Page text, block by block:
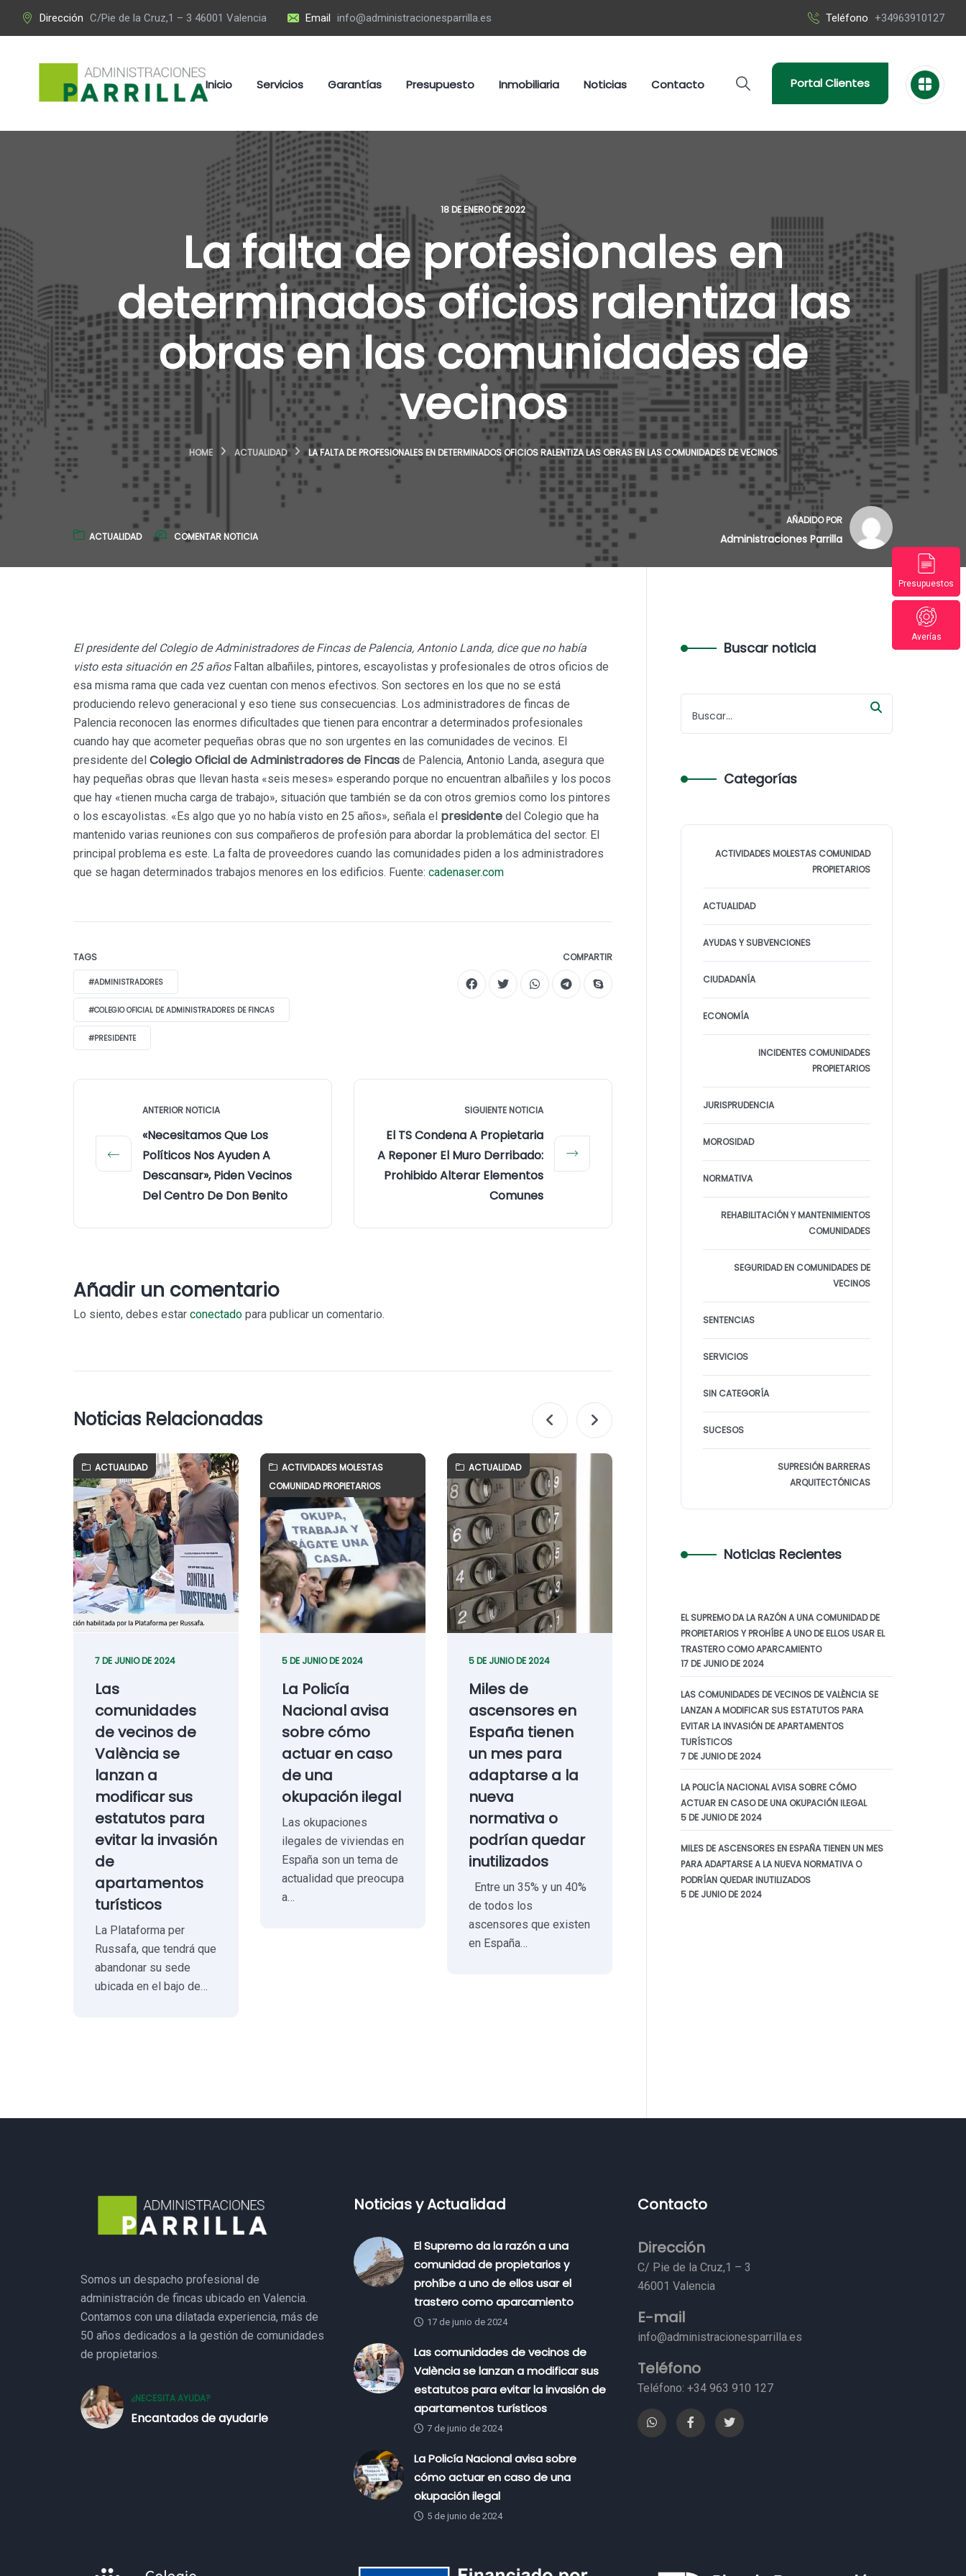
Presupuestos
Averías
Dirección C/Pie de la Cruz,1 – 3 46001 Valencia Email info@administracionesparrilla.es Teléfono +34963910127
Inicio Servicios Garantías Presupuesto Inmobiliaria Noticias Contacto Portal Clientes
18 DE ENERO DE 2022
La falta de profesionales en
determinados oficios ralentiza las
obras en las comunidades de
vecinos
HOME ACTUALIDAD LA FALTA DE PROFESIONALES EN DETERMINADOS OFICIOS RALENTIZA LAS OBRAS EN LAS COMUNIDADES DE VECINOS
ACTUALIDAD COMENTAR NOTICIA
AÑADIDO POR
Administraciones Parrilla
El presidente del Colegio de Administradores de Fincas de Palencia, Antonio Landa, dice que no había
visto esta situación en 25 añosFaltan albañiles, pintores, escayolistas y profesionales de otros oficios de
esa misma rama que cada vez cuentan con menos efectivos. Son sectores en los que no se está
produciendo relevo generacional y eso tiene sus consecuencias. Los administradores de fincas de
Palencia reconocen las enormes dificultades que tienen para encontrar a determinados profesionales
cuando hay que acometer pequeñas obras que no son urgentes en las comunidades de vecinos. El
presidente del Colegio Oficial de Administradores de Fincas de Palencia, Antonio Landa, asegura que
hay pequeñas obras que llevan hasta «seis meses» esperando porque no encuentran albañiles y los pocos
que hay «tienen mucha carga de trabajo», situación que también se da con otros gremios como los pintores
o los escayolistas. «Es algo que yo no había visto en 25 años», señala el presidente del Colegio que ha
mantenido varias reuniones con sus compañeros de profesión para abordar la problemática del sector. El
principal problema es este. La falta de proveedores cuando las comunidades piden a los administradores
que se hagan determinados trabajos menores en los edificios. Fuente: cadenaser.com
TAGS
#ADMINISTRADORES
#COLEGIO OFICIAL DE ADMINISTRADORES DE FINCAS
#PRESIDENTE
COMPARTIR
ANTERIOR NOTICIA
«Necesitamos Que Los
Políticos Nos Ayuden A
Descansar», Piden Vecinos
Del Centro De Don Benito
SIGUIENTE NOTICIA
El TS Condena A Propietaria
A Reponer El Muro Derribado:
Prohibido Alterar Elementos
Comunes
Añadir un comentario
Lo siento, debes estar conectado para publicar un comentario.
Noticias Relacionadas
ACTUALIDAD
7 DE JUNIO DE 2024
Las
comunidades
de vecinos de
València se
lanzan a
modificar sus
estatutos para
evitar la invasión
de
apartamentos
turísticos
La Plataforma per
Russafa, que tendrá que
abandonar su sede
ubicada en el bajo de…
ACTIVIDADES MOLESTAS
COMUNIDAD PROPIETARIOS
5 DE JUNIO DE 2024
La Policía
Nacional avisa
sobre cómo
actuar en caso
de una
okupación ilegal
Las okupaciones
ilegales de viviendas en
España son un tema de
actualidad que preocupa
a…
ACTUALIDAD
5 DE JUNIO DE 2024
Miles de
ascensores en
España tienen
un mes para
adaptarse a la
nueva
normativa o
podrían quedar
inutilizados
Entre un 35% y un 40%
de todos los
ascensores que existen
en España…
El Supremo
apartamentos
turísticos
La Sala de lo Civil
alquileres vacacionales
constituyen una
actividad económica,
Buscar noticia
Categorías
ACTIVIDADES MOLESTAS COMUNIDAD
PROPIETARIOS
ACTUALIDAD
AYUDAS Y SUBVENCIONES
CIUDADANÍA
ECONOMÍA
INCIDENTES COMUNIDADES
PROPIETARIOS
JURISPRUDENCIA
MOROSIDAD
NORMATIVA
REHABILITACIÓN Y MANTENIMIENTOS
COMUNIDADES
SEGURIDAD EN COMUNIDADES DE
VECINOS
SENTENCIAS
SERVICIOS
SIN CATEGORÍA
SUCESOS
SUPRESIÓN BARRERAS
ARQUITECTÓNICAS
Noticias Recientes
EL SUPREMO DA LA RAZÓN A UNA COMUNIDAD DE
PROPIETARIOS Y PROHÍBE A UNO DE ELLOS USAR EL
TRASTERO COMO APARCAMIENTO
17 DE JUNIO DE 2024
LAS COMUNIDADES DE VECINOS DE VALÈNCIA SE
LANZAN A MODIFICAR SUS ESTATUTOS PARA
EVITAR LA INVASIÓN DE APARTAMENTOS
TURÍSTICOS
7 DE JUNIO DE 2024
LA POLICÍA NACIONAL AVISA SOBRE CÓMO
ACTUAR EN CASO DE UNA OKUPACIÓN ILEGAL
5 DE JUNIO DE 2024
MILES DE ASCENSORES EN ESPAÑA TIENEN UN MES
PARA ADAPTARSE A LA NUEVA NORMATIVA O
PODRÍAN QUEDAR INUTILIZADOS
5 DE JUNIO DE 2024
Somos un despacho profesional de
administración de fincas ubicado en Valencia.
Contamos con una dilatada experiencia, más de
50 años dedicados a la gestión de comunidades
de propietarios.
¿NECESITA AYUDA?
Encantados de ayudarle
Noticias y Actualidad
El Supremo da la razón a una
comunidad de propietarios y
prohíbe a uno de ellos usar el
trastero como aparcamiento
17 de junio de 2024
Las comunidades de vecinos de
València se lanzan a modificar sus
estatutos para evitar la invasión de
apartamentos turísticos
7 de junio de 2024
La Policía Nacional avisa sobre
cómo actuar en caso de una
okupación ilegal
5 de junio de 2024
Contacto
Dirección
C/ Pie de la Cruz,1 – 3
46001 Valencia
E-mail
info@administracionesparrilla.es
Teléfono
Teléfono: +34 963 910 127